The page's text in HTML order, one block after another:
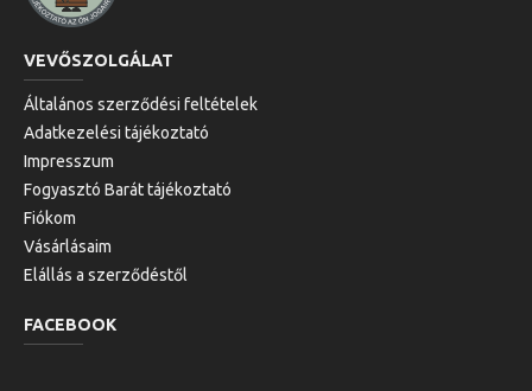
VEVŐSZOLGÁLAT
Általános szerződési feltételek
Adatkezelési tájékoztató
Impresszum
Fogyasztó Barát tájékoztató
Fiókom
Vásárlásaim
Elállás a szerződéstől
FACEBOOK